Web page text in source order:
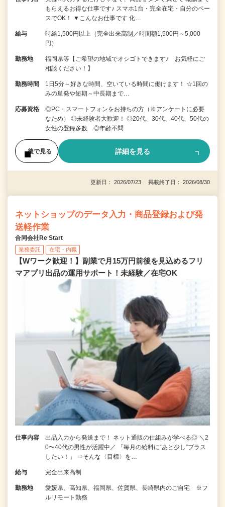
もらえるお得な仕事です♪ スマホ1台・完全在宅・自分のペー
スでOK！ ▼こんなお仕事です 化…
給与
時給1,500円以上（完全出来高制／時間額1,500円～5,000
円）
勤務地
福岡県等【ご希望の地域でオシゴトできます♪ お気軽にご
相談ください！】
勤務時間
1日5分～好きな時間、空いている時間に働けます！ ☆1回の
みの単発や短期～中長期まで…
応募資格
◎PC・スマートフォンをお持ちの方（※アンケートに必要
なため） ◎未経験者大歓迎！ ◎20代、30代、40代、50代の
女性の登録多数 ◎年齢不問
後で見る 詳細を見る
更新日： 2026/07/23 掲載終了日： 2026/08/30
ネットショップのデータ入力・商品登録および発
送軽作業
合同会社Re Start
業務委託 在宅・内職
【Wワーク歓迎！】副業で月15万円前後を見込めるフリ
マアプリ出品の運用サポート！未経験／在宅OK
仕事内容
出品入力から発送まで！ ネット通販の仕組みが学べる◎ ＼2
0〜40代の男性が活躍中／ 「毎月の給料に“あと少し”プラス
したい！」 ⇒そんな〈目標〉を…
給与 完全出来高制
勤務地
愛媛県、高知県、福岡県、佐賀県、長崎県内のご自宅 ※フ
ルリモート勤務